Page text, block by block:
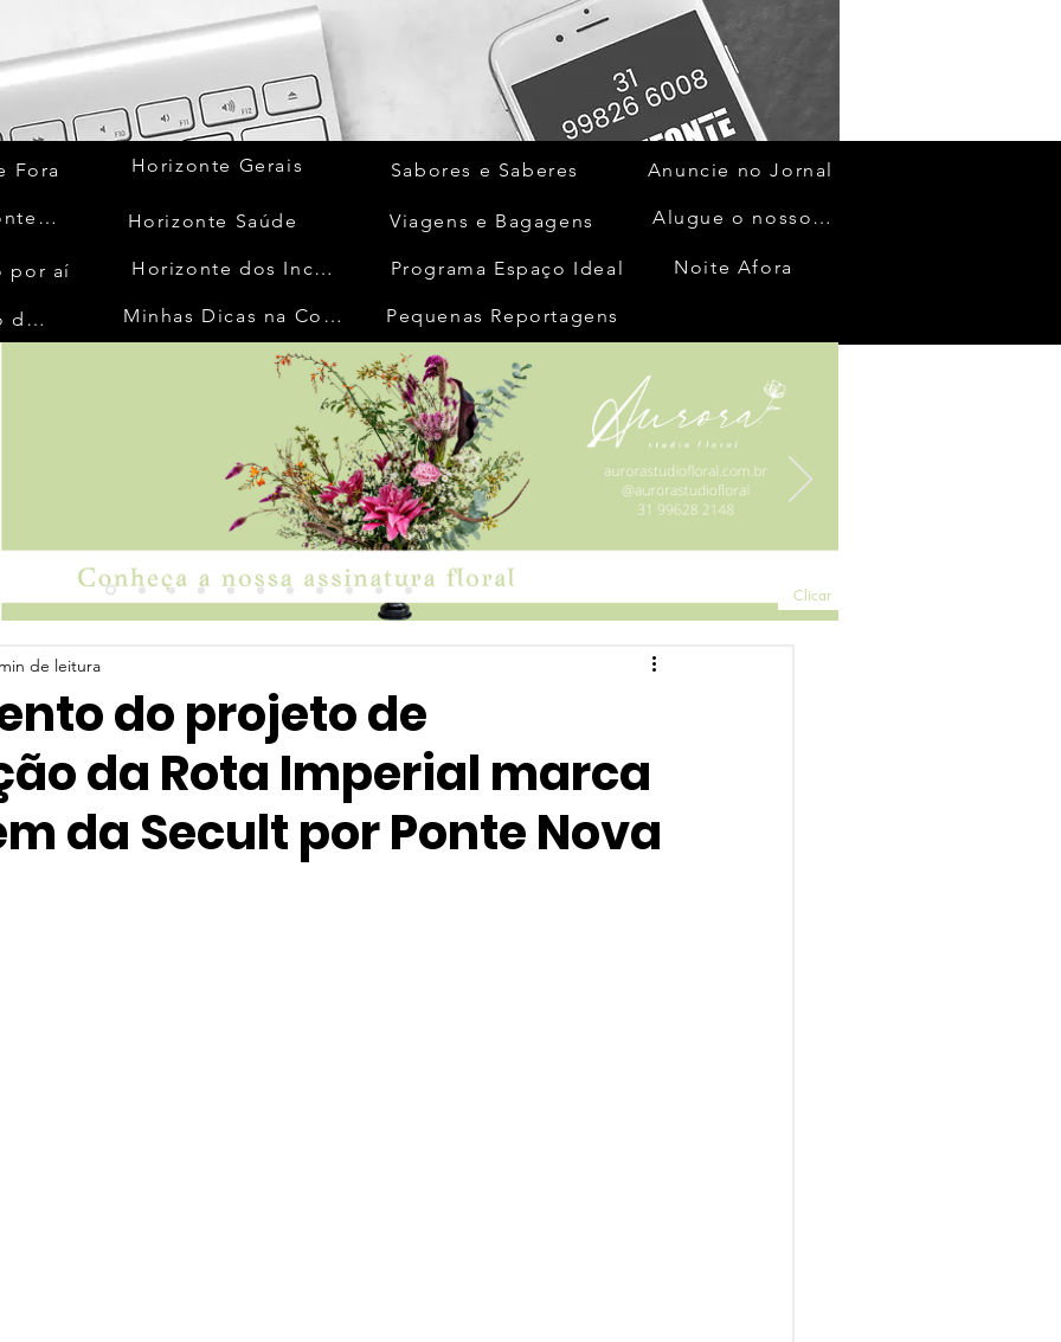
Fora
Quem Acontece
por aí
No Mundo da Moda
Horizonte Gerais
Horizonte Saúde
Horizonte dos Inconfidentes
Minhas Dicas na Cozinha
Sabores e Saberes
Viagens e Bagagens
Programa Espaço Ideal
Anuncie no Jornal
Alugue o nosso espaço
Noite Afora
Pequenas Reportagens
Clicar
do projeto de
da Rota Imperial marca
da Secult por Ponte Nova
de leitura